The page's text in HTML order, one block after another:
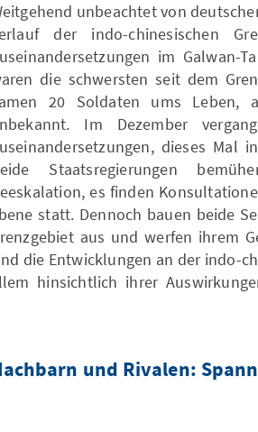
unbeachtet von
der indo-chinesischen
im Galwan-
die schwersten seit dem
20 Soldaten ums Leben,
Im Dezember
dieses Mal
Staatsregierungen
es finden
statt. Dennoch bauen beide
aus und werfen ihrem
die Entwicklungen an der indo-
hinsichtlich ihrer
und Rivalen: